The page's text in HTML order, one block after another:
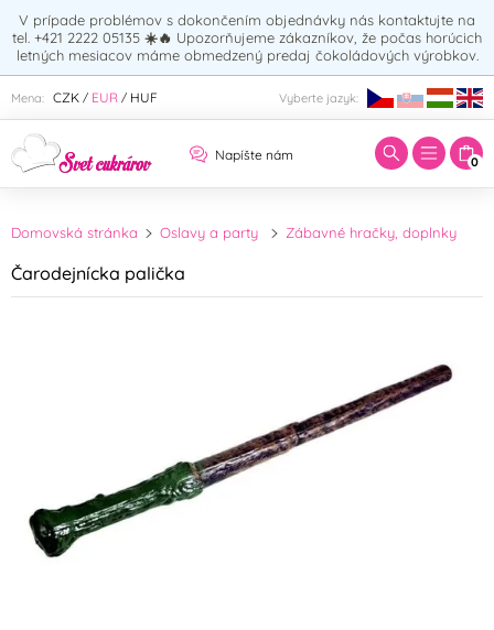
V prípade problémov s dokončením objednávky nás kontaktujte na
tel. +421 2222 05135 ☀️🔥 Upozorňujeme zákazníkov, že počas horúcich
letných mesiacov máme obmedzený predaj čokoládových výrobkov.
Mena: CZK / EUR / HUF Vyberte jazyk:
Napíšte nám 0
Zadajte hľadaný výraz:
Domovská stránka Oslavy a party Zábavné hračky, doplnky
Čarodejnícka palička